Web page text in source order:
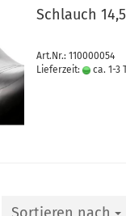
Schlauch
Art.Nr.: 110000054
Lieferzeit:
ca. 1-3